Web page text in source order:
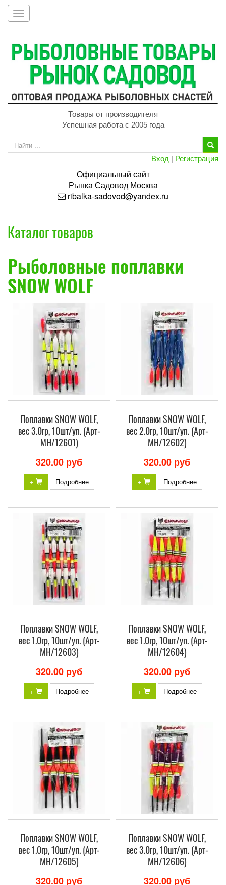
Toggle
navigation
Товары от производителя
Успешная работа с 2005 года
Вход | Регистрация
Официальный сайт
РынкаСадовод Москва
ribalka-sadovod@yandex.ru
Каталог товаров
Рыболовные поплавки
SNOW WOLF
Поплавки SNOW WOLF,
вес 3.0гр, 10шт/уп. (Арт-
МH/12601)
320.00 руб
+ Подробнее
Поплавки SNOW WOLF,
вес 2.0гр, 10шт/уп. (Арт-
МH/12602)
320.00 руб
+ Подробнее
Поплавки SNOW WOLF,
вес 1.0гр, 10шт/уп. (Арт-
МH/12603)
320.00 руб
+ Подробнее
Поплавки SNOW WOLF,
вес 1.0гр, 10шт/уп. (Арт-
МH/12604)
320.00 руб
+ Подробнее
Поплавки SNOW WOLF,
вес 1.0гр, 10шт/уп. (Арт-
МH/12605)
320.00 руб
Поплавки SNOW WOLF,
вес 3.0гр, 10шт/уп. (Арт-
МH/12606)
320.00 руб